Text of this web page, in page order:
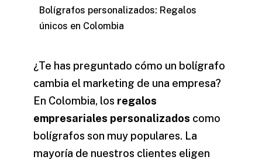
Bolígrafos personalizados: Regalos
únicos en Colombia
¿Te has preguntado cómo un bolígrafo
cambia el marketing de una empresa?
En Colombia, los regalos
empresariales personalizados como
bolígrafos son muy populares. La
mayoría de nuestros clientes eligen